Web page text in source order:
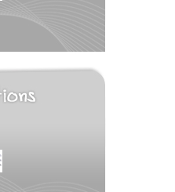
voir tous les partenaires